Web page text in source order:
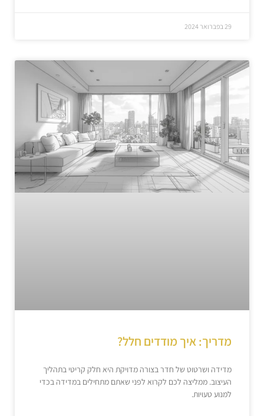
29 בפברואר 2024
מדריך: איך מודדים חלל?
מדידה ושרטוט של חדר בצורה מדויקת היא חלק קריטי בתהליך
העיצוב. ממליצה לכם לקרוא לפני שאתם מתחילים במדידה בכדי
למנוע טעויות.